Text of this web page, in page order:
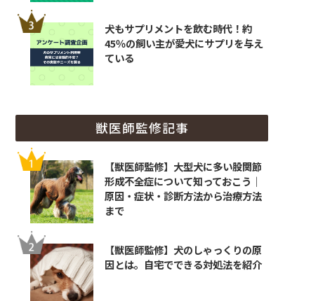
犬もサプリメントを飲む時代！約
45％の飼い主が愛犬にサプリを与え
ている
獣医師監修記事
【獣医師監修】大型犬に多い股関節
形成不全症について知っておこう｜
原因・症状・診断方法から治療方法
まで
【獣医師監修】犬のしゃっくりの原
因とは。自宅でできる対処法を紹介